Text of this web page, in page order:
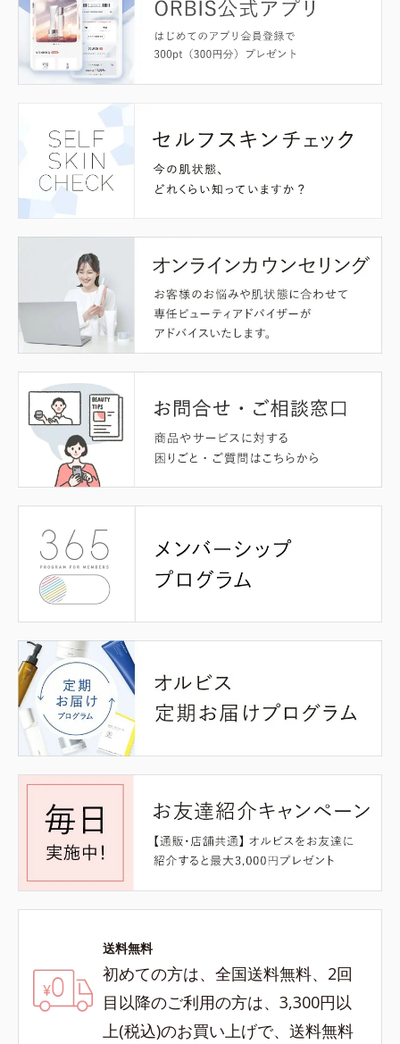
送料無料
初めての方は、全国送料無料、2回
目以降のご利用の方は、3,300円以
上(税込)のお買い上げで、送料無料